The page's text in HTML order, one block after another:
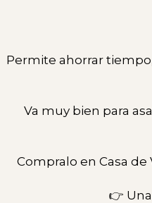
Permite ahorrar
Va muy bien para
Compralo en Casa
👉